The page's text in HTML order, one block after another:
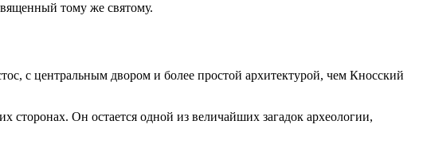
тому же святому.
с центральным двором и более простой архитектурой, чем Кносский
Он остается одной из величайших загадок археологии,